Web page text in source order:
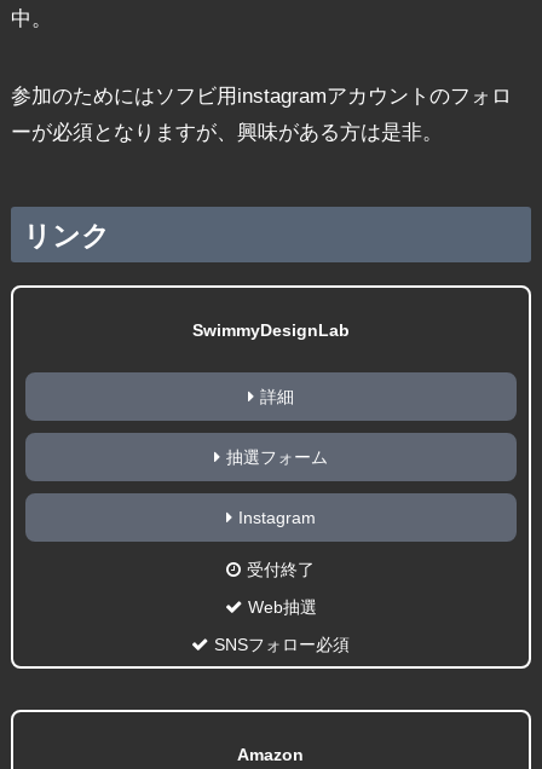
中。
参加のためにはソフビ用instagramアカウントのフォロ
ーが必須となりますが、興味がある方は是非。
リンク
SwimmyDesignLab
詳細
抽選フォーム
Instagram
受付終了
Web抽選
SNSフォロー必須
Amazon